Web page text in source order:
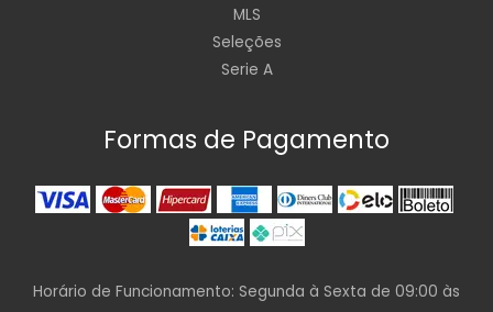
MLS
Seleções
Serie A
Formas de Pagamento
Horário de Funcionamento: Segunda à Sexta de 09:00 às